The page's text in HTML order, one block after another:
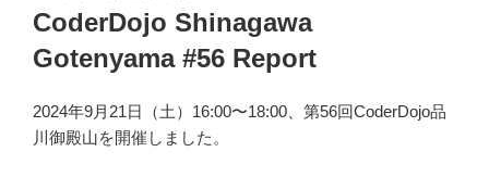
稿
日:
CoderDojo Shinagawa
Gotenyama #56 Report
2024年9月21日（土）16:00〜18:00、第56回CoderDojo品
川御殿山を開催しました。